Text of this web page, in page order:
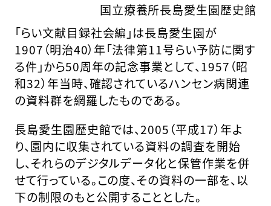
国立療養所長島愛生園歴史館
「らい文献目録社会編」は長島愛生園が
1907（明治40）年「法律第11号らい予防に関す
る件」から50周年の記念事業として、1957（昭
和32）年当時、確認されているハンセン病関連
の資料群を網羅したものである。
長島愛生園歴史館では、2005（平成17）年よ
り、園内に収集されている資料の調査を開始
し、それらのデジタルデータ化と保管作業を併
せて行っている。この度、その資料の一部を、以
下の制限のもと公開することとした。